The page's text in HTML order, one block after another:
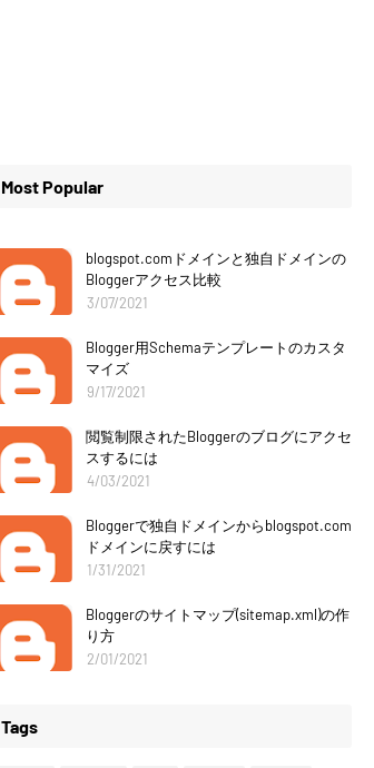
Most Popular
blogspot.comドメインと独自ドメインの
Bloggerアクセス比較
3/07/2021
Blogger用Schemaテンプレートのカスタ
マイズ
9/17/2021
閲覧制限されたBloggerのブログにアクセ
スするには
4/03/2021
Bloggerで独自ドメインからblogspot.com
ドメインに戻すには
1/31/2021
Bloggerのサイトマップ(sitemap.xml)の作
り方
2/01/2021
Tags